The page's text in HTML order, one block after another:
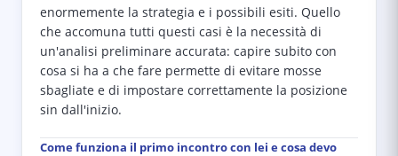
enormemente la strategia e i possibili esiti. Quello
che accomuna tutti questi casi è la necessità di
un'analisi preliminare accurata: capire subito con
cosa si ha a che fare permette di evitare mosse
sbagliate e di impostare correttamente la posizione
sin dall'inizio.
Come funziona il primo incontro con lei e cosa devo